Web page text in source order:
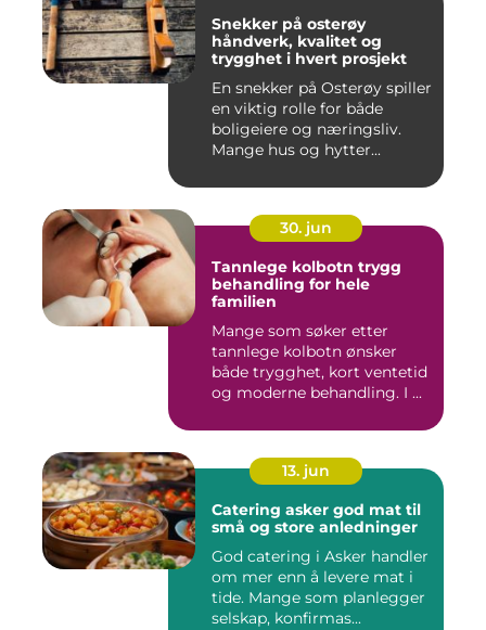
Snekker på osterøy
håndverk, kvalitet og
trygghet i hvert prosjekt
En snekker på Osterøy spiller
en viktig rolle for både
boligeiere og næringsliv.
Mange hus og hytter...
30. jun
Tannlege kolbotn trygg
behandling for hele
familien
Mange som søker etter
tannlege kolbotn ønsker
både trygghet, kort ventetid
og moderne behandling. I ...
13. jun
Catering asker god mat til
små og store anledninger
God catering i Asker handler
om mer enn å levere mat i
tide. Mange som planlegger
selskap, konfirmas...